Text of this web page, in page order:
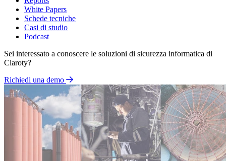
White Papers
Schede tecniche
Casi di studio
Podcast
Sei interessato a conoscere le soluzioni di sicurezza informatica di
Claroty?
Richiedi una demo